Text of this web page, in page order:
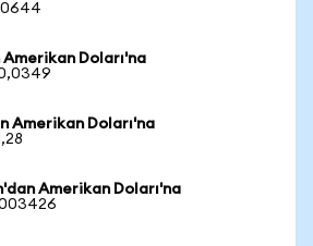
Doları'na
Amerikan Doları'na
Amerikan Doları'na